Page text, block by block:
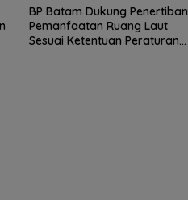
BP Batam Dukung Penertiban
Pemanfaatan Ruang Laut
Sesuai Ketentuan Peraturan
Kupon Wakaf Tunai,
Inovasi BWI Batam
Perluas Partisipasi